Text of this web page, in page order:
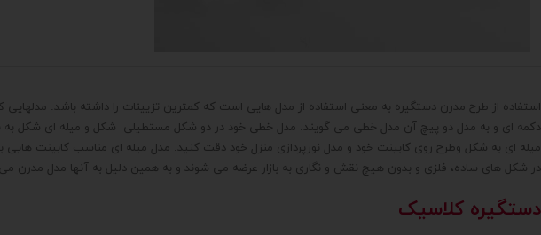
استفاده از طرح مدرن دستگیره به معنی استفاده از مدل هایی است که کمترین تزیینات را داشته باشد.
دکمه ای و به مدل دو پیچ آن مدل خطی می گویند. مدل خطی خود در دو شکل مستطیلی شکل و میله ای شکل به
میله ای به شکل وطرح روی کابینت خود و مدل نورپردازی منزل خود دقت کنید. مدل میله ای مناسب کابینت
در شکل های ساده، فلزی و بدون هیچ نقش و نگاری به بازار عرضه می شوند و به همین دلیل به آنها مدل مدرن می
دستگیره کلاسیک